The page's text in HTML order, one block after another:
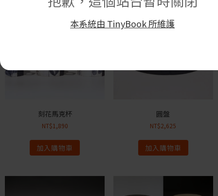
本系統由 TinyBook 所維護
刻花馬克杯
NT$1,890
加入購物車
圓盤
NT$2,625
加入購物車